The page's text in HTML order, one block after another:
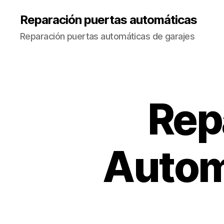
Reparación puertas automáticas
Reparación puertas automáticas de garajes